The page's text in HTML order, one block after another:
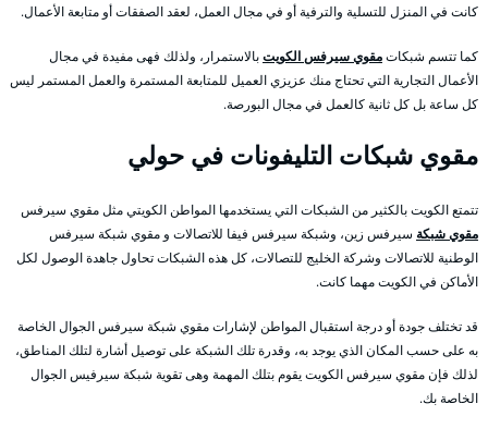
كانت في المنزل للتسلية والترفية أو في مجال العمل، لعقد الصفقات أو متابعة الأعمال.
كما تتسم شبكاتمقوي سيرفس الكويتبالاستمرار، ولذلك فهى مفيدة في مجال
الأعمال التجارية التي تحتاج منك عزيزي العميل للمتابعة المستمرة والعمل المستمر ليس
كل ساعة بل كل ثانية كالعمل في مجال البورصة.
مقوي شبكات التليفونات في حولي
تتمتع الكويت بالكثير من الشبكات التي يستخدمها المواطن الكويتي مثل مقوي سيرفس
مقوي شبكة سيرفس زين، وشبكة سيرفس فيفا للاتصالات و مقوي شبكة سيرفس
الوطنية للاتصالات وشركة الخليج للتصالات، كل هذه الشبكات تحاول جاهدة الوصول لكل
الأماكن في الكويت مهما كانت.
قد تختلف جودة أو درجة استقبال المواطن لإشارات مقوي شبكة سيرفس الجوال الخاصة
به على حسب المكان الذي يوجد به، وقدرة تلك الشبكة على توصيل أشارة لتلك المناطق،
لذلك فإن مقوي سيرفس الكويت يقوم بتلك المهمة وهى تقوية شبكة سيرفيس الجوال
الخاصة بك.